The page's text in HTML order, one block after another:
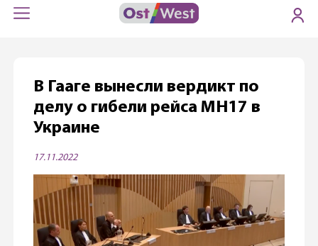
В Гааге вынесли вердикт по
делу о гибели рейса MH17 в
Украине
17.11.2022